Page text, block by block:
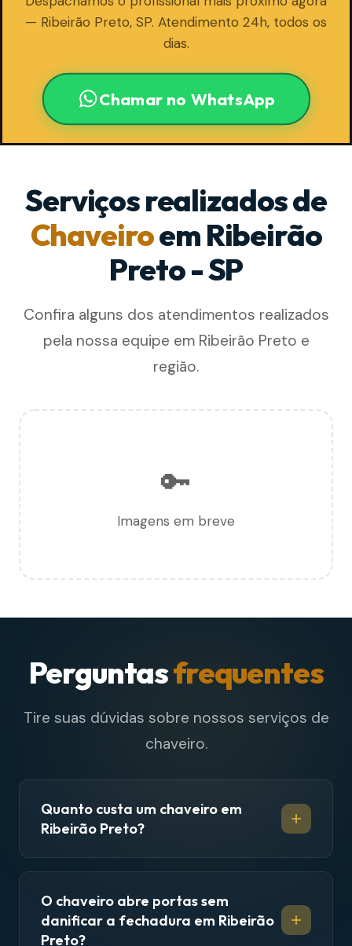
— Ribeirão Preto, SP. Atendimento 24h, todos os
dias.
Chamar no WhatsApp
Serviços realizados de
Chaveiroem Ribeirão
Preto - SP
Confira alguns dos atendimentos realizados
pela nossa equipe em Ribeirão Preto e
região.
🔑
Imagens em breve
Perguntasfrequentes
Tire suas dúvidas sobre nossos serviços de
chaveiro.
Quanto custa um chaveiro em
Ribeirão Preto?
O chaveiro abre portas sem
danificar a fechadura em Ribeirão
Preto?